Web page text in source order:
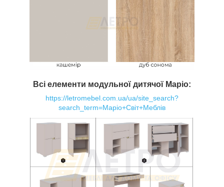
Всі елементи модульної дитячої Маріо:
https://letromebel.com.ua/ua/site_search?
search_term=Маріо+Світ+Меблів